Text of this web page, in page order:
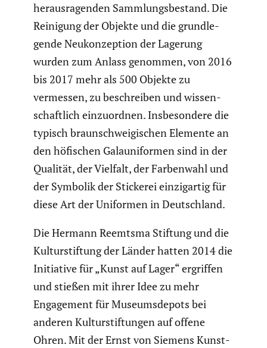
heraus­ra­genden Sammlungs­be­stand. Die
Reinigung der Objekte und die grund­le­
gende Neukon­zep­tion der Lagerung
wurden zum Anlass genommen, von 2016
bis 2017 mehr als 500 Objekte zu
vermessen, zu beschreiben und wissen­
schaft­lich einzu­ordnen. Insbe­son­dere die
typisch braun­schwei­gi­schen Elemente an
den höfischen Galauni­formen sind in der
Qualität, der Vielfalt, der Farben­wahl und
der Symbolik der Stickerei einzig­artig für
diese Art der Uniformen in Deutsch­land.
Die Hermann Reemtsma Stiftung und die
Kultur­stif­tung der Länder hatten 2014 die
Initia­tive für „Kunst auf Lager“ ergriffen
und stießen mit ihrer Idee zu mehr
Engage­ment für Museums­de­pots bei
anderen Kultur­stif­tungen auf offene
Ohren. Mit der Ernst von Siemens Kunst­